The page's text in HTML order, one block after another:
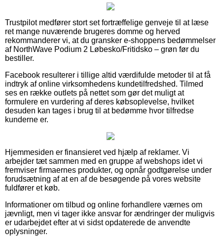
Trustpilot medfører stort set fortræffelige genveje til at læse
ret mange nuværende brugeres domme og herved
rekommanderer vi, at du gransker e-shoppens bedømmelser
af NorthWave Podium 2 Løbesko/Fritidsko – grøn før du
bestiller.
Facebook resulterer i tillige altid værdifulde metoder til at få
indtryk af online virksomhedens kundetilfredshed. Tilmed
ses en række outlets på nettet som gør det muligt at
formulere en vurdering af deres købsoplevelse, hvilket
desuden kan tages i brug til at bedømme hvor tilfredse
kunderne er.
Hjemmesiden er finansieret ved hjælp af reklamer. Vi
arbejder tæt sammen med en gruppe af webshops idet vi
fremviser firmaernes produkter, og opnår godtgørelse under
forudsætning af at en af de besøgende på vores website
fuldfører et køb.
Informationer om tilbud og online forhandlere værnes om
jævnligt, men vi tager ikke ansvar for ændringer der muligvis
er udarbejdet efter at vi sidst opdaterede de anvendte
oplysninger.